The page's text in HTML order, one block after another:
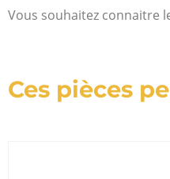
Vous souhaitez connaitre
Ces pièces